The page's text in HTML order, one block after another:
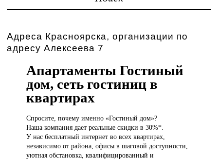
Адреса Красноярска, организации по
адресу Алексеева 7
Апартаменты Гостиный
дом, сеть гостиниц в
квартирах
Спросите, почемуименно «Гостиный дом»?
Наша компания дает реальные скидки в 30%*.
У нас бесплатный интернет во всех квартирах,
независимо от района, офисы в шаговой доступности,
уютная обстановка, квалифицированный и